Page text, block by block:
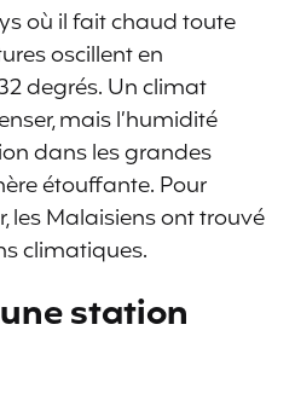
où il fait chaud toute
oscillent en
degrés. Un climat
mais l’humidité
dans les grandes
étouffante. Pour
les Malaisiens ont trouvé
climatiques.
station